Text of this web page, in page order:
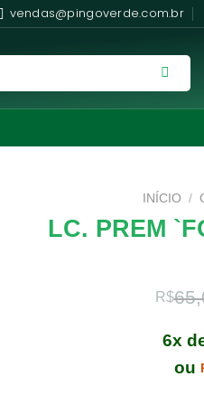
vendas@pingoverde.com.br
INÍCIO /
LC. PREM
R$
6x
ou